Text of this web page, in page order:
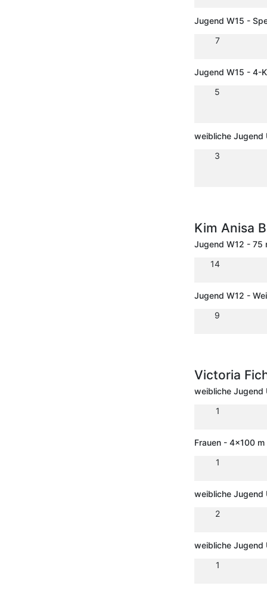
Jugend W15 -
7
Jugend W15 - 4-
5
weibliche Jugend
3
Kim Anisa
Jugend W12 - 75
14
Jugend W12 -
9
Victoria
weibliche Jugend
1
Frauen - 4x100
1
weibliche Jugend
2
weibliche Jugend
1